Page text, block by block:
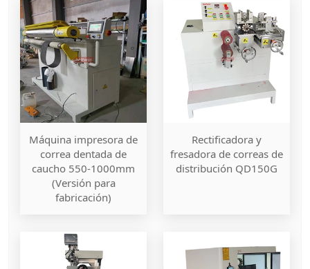
Máquina impresora de
correa dentada de
caucho 550-1000mm
(Versión para
fabricación)
Rectificadora y
fresadora de correas de
distribución QD150G